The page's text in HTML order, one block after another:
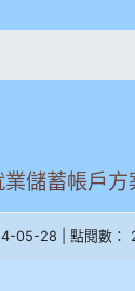
儲蓄帳戶
05-28 | 點閱數：